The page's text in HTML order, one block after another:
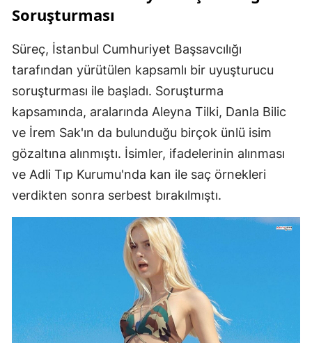
Soruşturması
Süreç, İstanbul Cumhuriyet Başsavcılığı
tarafından yürütülen kapsamlı bir uyuşturucu
soruşturması ile başladı. Soruşturma
kapsamında, aralarında Aleyna Tilki, Danla Bilic
ve İrem Sak'ın da bulunduğu birçok ünlü isim
gözaltına alınmıştı. İsimler, ifadelerinin alınması
ve Adli Tıp Kurumu'nda kan ile saç örnekleri
verdikten sonra serbest bırakılmıştı.